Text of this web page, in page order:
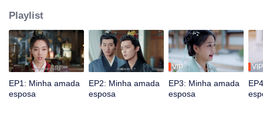
desafios do seu relacionamento e unem forças para defender a justiça.
Playlist
EP1: Minha amada
esposa
EP2: Minha amada
esposa
VIP
EP3: Minha amada
esposa
VIP